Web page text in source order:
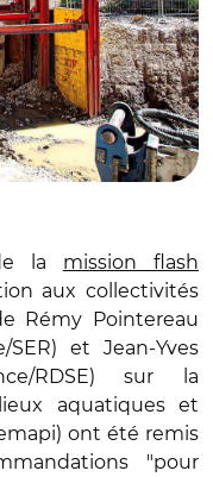
la mission flash
aux collectivités
Rémy Pointereau
SER) et Jean-Yves
RDSE) sur la
aquatiques et
ont été remis
"pour